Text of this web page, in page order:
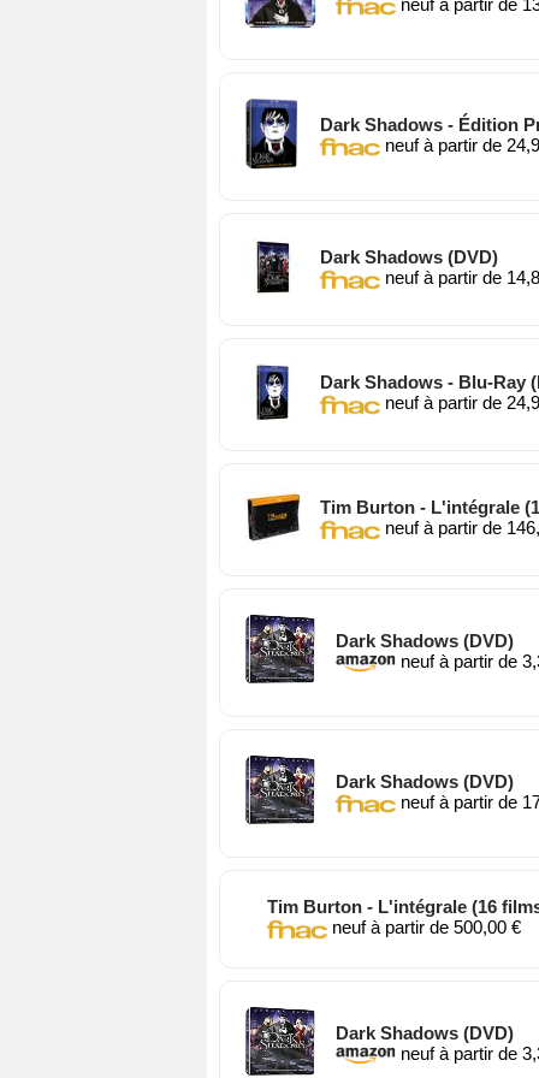
Dark Shadows (Blu-ray)
Dark Shadows - Édition
Dark Shadows (DVD)
Dark Shadows - Blu-Ray
Tim Burton - L'intégrale
Dark Shadows (DVD)
Dark Shadows (DVD)
Tim Burton - L'intégrale